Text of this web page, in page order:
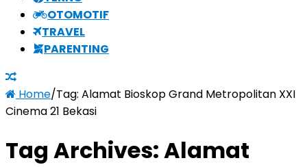
OTOMOTIF
TRAVEL
PARENTING
Home/Tag: Alamat Bioskop Grand Metropolitan XXI
Cinema 21 Bekasi
Tag Archives:Alamat